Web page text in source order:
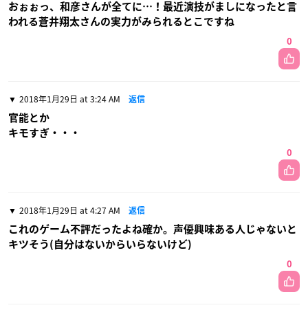
おぉぉっ、和彦さんが全てに…！最近演技がましになったと言
われる蒼井翔太さんの実力がみられるとこですね
0
2018年1月29日 at 3:24 AM 返信
官能とか
キモすぎ・・・
0
2018年1月29日 at 4:27 AM 返信
これのゲーム不評だったよね確か。声優興味ある人じゃないと
キツそう(自分はないからいらないけど)
0